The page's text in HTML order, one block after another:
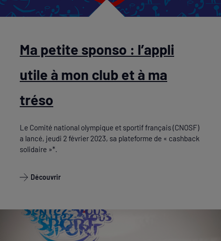
Ma petite sponso : l’appli
utile à mon club et à ma
tréso
Le Comité national olympique et sportif français (CNOSF)
a lancé, jeudi 2 février 2023, sa plateforme de « cashback
solidaire »*.
Découvrir